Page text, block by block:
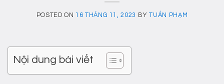
POSTED ON 16 THÁNG 11, 2023 BY TUẤN PHẠM
Nội dung bài viết